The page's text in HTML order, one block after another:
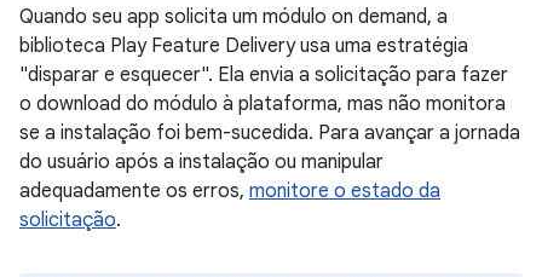
Quando seu app solicita um módulo on demand, a
biblioteca Play Feature Delivery usa uma estratégia
"disparar e esquecer". Ela envia a solicitação para fazer
o download do módulo à plataforma, mas não monitora
se a instalação foi bem-sucedida. Para avançar a jornada
do usuário após a instalação ou manipular
adequadamente os erros, monitore o estado da
solicitação.